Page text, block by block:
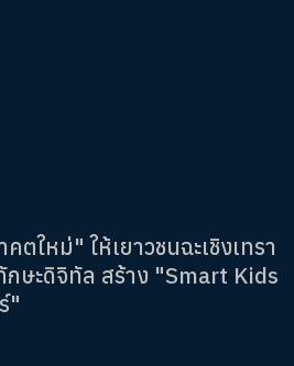
ตใหม่" ให้เยาวชนฉะเชิงเทรา
ษะดิจิทัล สร้าง "Smart Kids
"